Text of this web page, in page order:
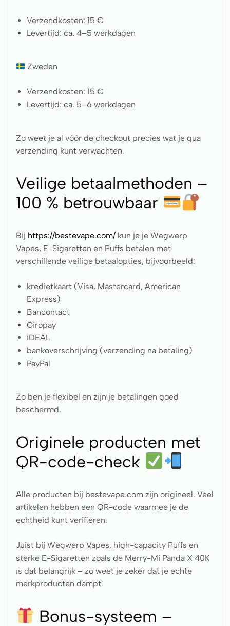
Verzendkosten: 15 €
Levertijd: ca. 4–5 werkdagen
Zweden
Verzendkosten: 15 €
Levertijd: ca. 5–6 werkdagen
Zo weet je al vóór de checkout precies wat je qua
verzending kunt verwachten.
Veilige betaalmethoden –
100 % betrouwbaar
Bij https://bestevape.com/ kun je je Wegwerp
Vapes, E-Sigaretten en Puffs betalen met
verschillende veilige betaalopties, bijvoorbeeld:
kredietkaart (Visa, Mastercard, American
Express)
Bancontact
Giropay
iDEAL
bankoverschrijving (verzending na betaling)
PayPal
Zo ben je flexibel en zijn je betalingen goed
beschermd.
Originele producten met
QR-code-check
Alle producten bij bestevape.com zijn origineel. Veel
artikelen hebben een QR-code waarmee je de
echtheid kunt verifiëren.
Juist bij Wegwerp Vapes, high-capacity Puffs en
sterke E-Sigaretten zoals de Merry-Mi Panda X 40K
is dat belangrijk – zo weet je zeker dat je echte
merkproducten dampt.
Bonus-systeem –